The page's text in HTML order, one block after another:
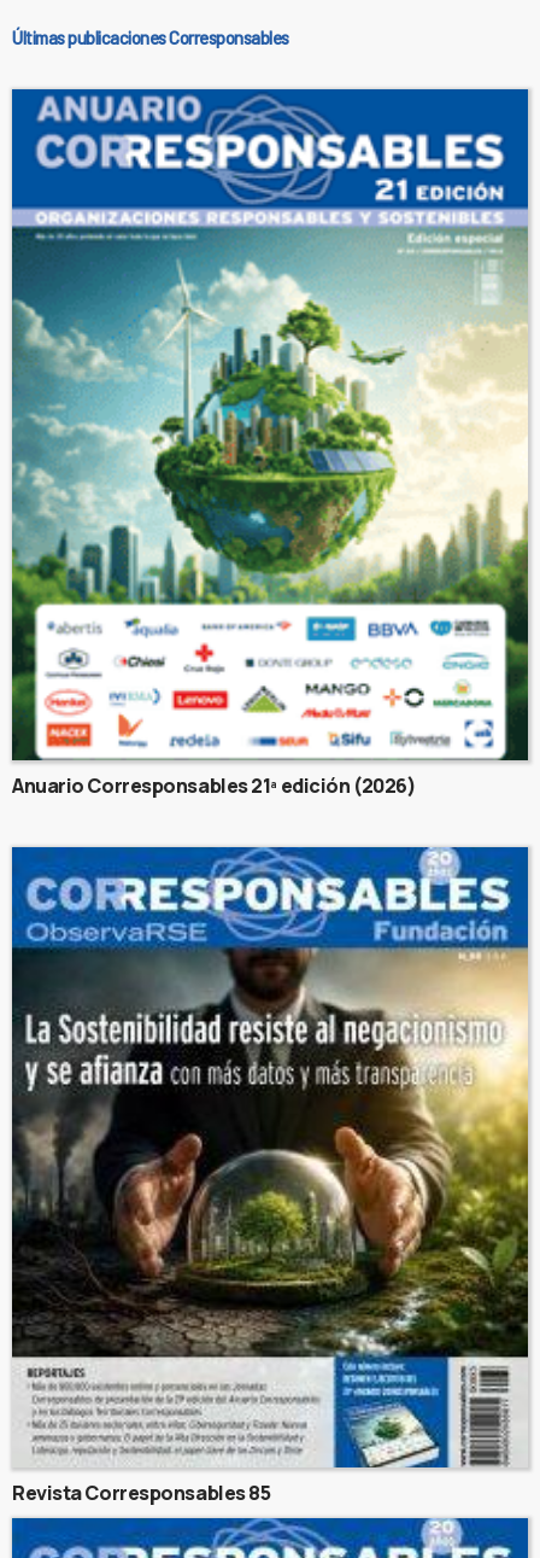
Últimas publicaciones Corresponsables
Anuario Corresponsables 21ª edición (2026)
Revista Corresponsables 85